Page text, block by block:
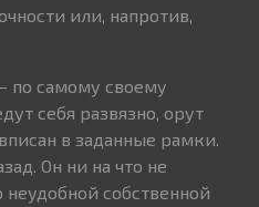
или, напротив,
по самому своему
себя развязно, орут
в заданные рамки.
Он ни на что не
собственной